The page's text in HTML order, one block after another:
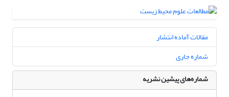
مقالات آماده انتشار
شماره جاری
شماره‌های پیشین نشریه